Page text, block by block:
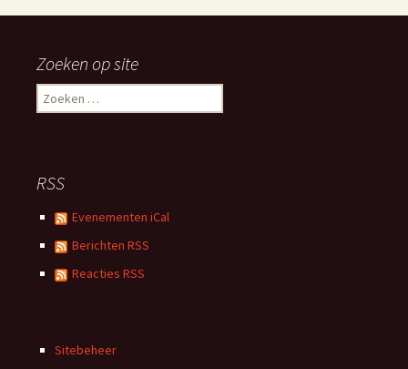
Zoeken op site
Zoeken
naar:
RSS
Evenementen iCal
Berichten RSS
Reacties RSS
Sitebeheer